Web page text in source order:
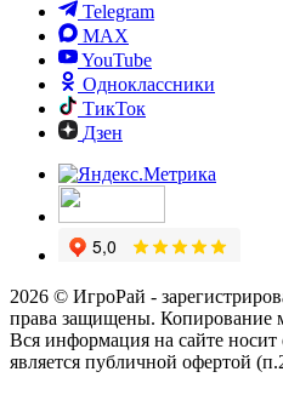
Telegram
MAX
YouTube
Одноклассники
ТикТок
Дзен
2026 © ИгроРай -
права защищены. Копирование
Вся информация на сайте
является публичной офертой